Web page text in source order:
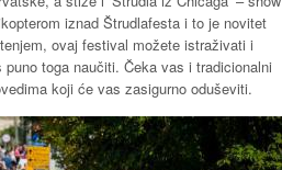
iznad Štrudlafesta i to je novitet
ovaj festival možete istraživati i
toga naučiti. Čeka vas i tradicionalni
koji će vas zasigurno oduševiti.